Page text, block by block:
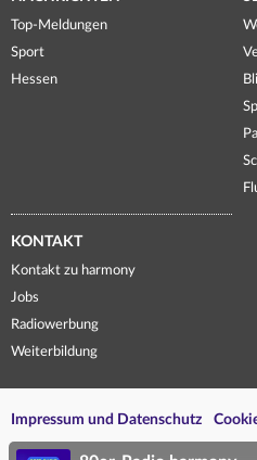
Top-Meldungen
Sport
Hessen
KONTAKT
Kontakt zu harmony
Jobs
Radiowerbung
Weiterbildung
Impressum und Datenschutz